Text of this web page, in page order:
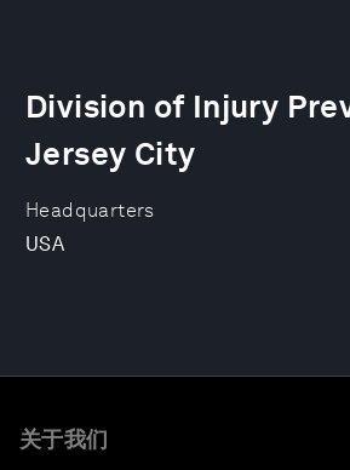
Headquarters
USA
Division of Injury
Jersey City
关于我们